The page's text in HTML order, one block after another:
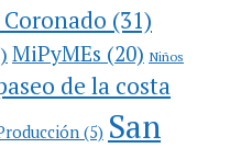
(31)
MiPyMEs (20) Niños
de la costa
(5) San